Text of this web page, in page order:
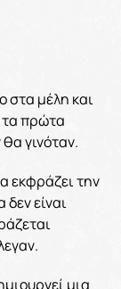
στα μέλη και
τα πρώτα
γινόταν.
εκφράζει την
είναι
μια